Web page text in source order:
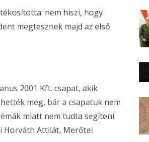
nem hiszi, hogy
megtesznek majd az első
2001 Kft. csapat, akik
meg, bár a csapatuk nem
miatt nem tudta segíteni
Horváth Attilát, Merőtei